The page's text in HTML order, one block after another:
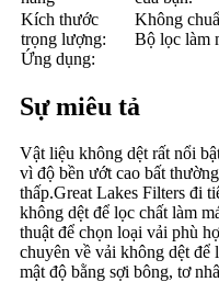
Kích thước
trọng lượng:
Ứng dụng:
Không
Bộ lọc làm
Sự miêu tả
Vật liệu không dệt rất nổi
vì độ bền ướt cao bất
thấp.Great Lakes Filters đi
không dệt để lọc chất làm
thuật để chọn loại vải phù
chuyên về vải không dệt để
mật độ bằng sợi bông, tơ